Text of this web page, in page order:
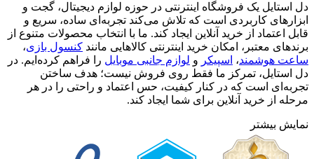
دل استایل یک فروشگاه اینترنتی در حوزه لوازم دیجیتال، گجت و
ابزارهای کاربردی است که تلاش می‌کند تجربه‌ای ساده، سریع و
قابل اعتماد از خرید آنلاین ایجاد کند. ما با انتخاب محصولات متنوع از
برندهای معتبر، امکان خرید اینترنتی کالاهایی مانند کنسول بازی،
ساعت هوشمند، اسپیکر و لوازم جانبی موبایل را فراهم کرده‌ایم. در
دل استایل، تمرکز ما فقط روی فروش نیست؛ هدف ساختن
تجربه‌ای است که در کنار کیفیت، حس اعتماد و راحتی را در هر
مرحله از خرید آنلاین برای شما ایجاد کند.
نمایش بیشتر